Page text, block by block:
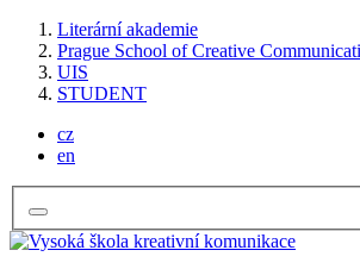
Literární akademie
Prague School of Creative
UIS
STUDENT
cz
en